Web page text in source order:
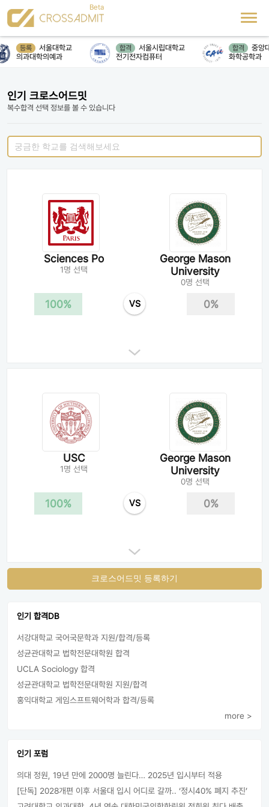
등록
서울대학교
의과대학의예과
합격
서울시립대학교
전기전자컴퓨터
합격
중앙
화학공학과
인기 크로스어드밋
복수합격 선택 정보를 볼 수 있습니다
Sciences Po
1명 선택
George Mason
University
0명 선택
100% VS 0%
USC
1명 선택
George Mason
University
0명 선택
100% VS 0%
크로스어드밋 등록하기
인기 합격DB
서강대학교 국어국문학과 지원/합격/등록
성균관대학교 법학전문대학원 합격
UCLA Sociology 합격
성균관대학교 법학전문대학원 지원/합격
홍익대학교 게임스프트웨어학과 합격/등록
more >
인기 포럼
의대 정원, 19년 만에 2000명 늘린다… 2025년 입시부터 적용
[단독] 2028개편 이후 서울대 입시 어디로 갈까.. ‘정시40% 폐지 추진’